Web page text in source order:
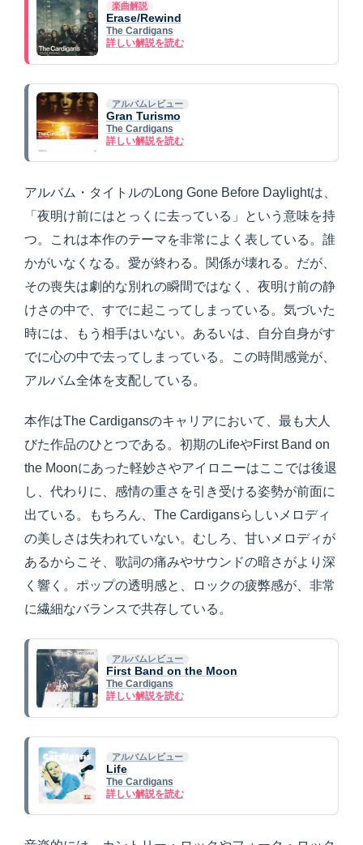
楽曲解説
Erase/Rewind
The Cardigans
詳しい解説を読む
アルバムレビュー
Gran Turismo
The Cardigans
詳しい解説を読む
アルバム・タイトルのLong Gone Before Daylightは、
「夜明け前にはとっくに去っている」という意味を持
つ。これは本作のテーマを非常によく表している。誰
かがいなくなる。愛が終わる。関係が壊れる。だが、
その喪失は劇的な別れの瞬間ではなく、夜明け前の静
けさの中で、すでに起こってしまっている。気づいた
時には、もう相手はいない。あるいは、自分自身がす
でに心の中で去ってしまっている。この時間感覚が、
アルバム全体を支配している。
本作はThe Cardigansのキャリアにおいて、最も大人
びた作品のひとつである。初期のLifeやFirst Band on
the Moonにあった軽妙さやアイロニーはここでは後退
し、代わりに、感情の重さを引き受ける姿勢が前面に
出ている。もちろん、The Cardigansらしいメロディ
の美しさは失われていない。むしろ、甘いメロディが
あるからこそ、歌詞の痛みやサウンドの暗さがより深
く響く。ポップの透明感と、ロックの疲弊感が、非常
に繊細なバランスで共存している。
アルバムレビュー
First Band on the Moon
The Cardigans
詳しい解説を読む
アルバムレビュー
Life
The Cardigans
詳しい解説を読む